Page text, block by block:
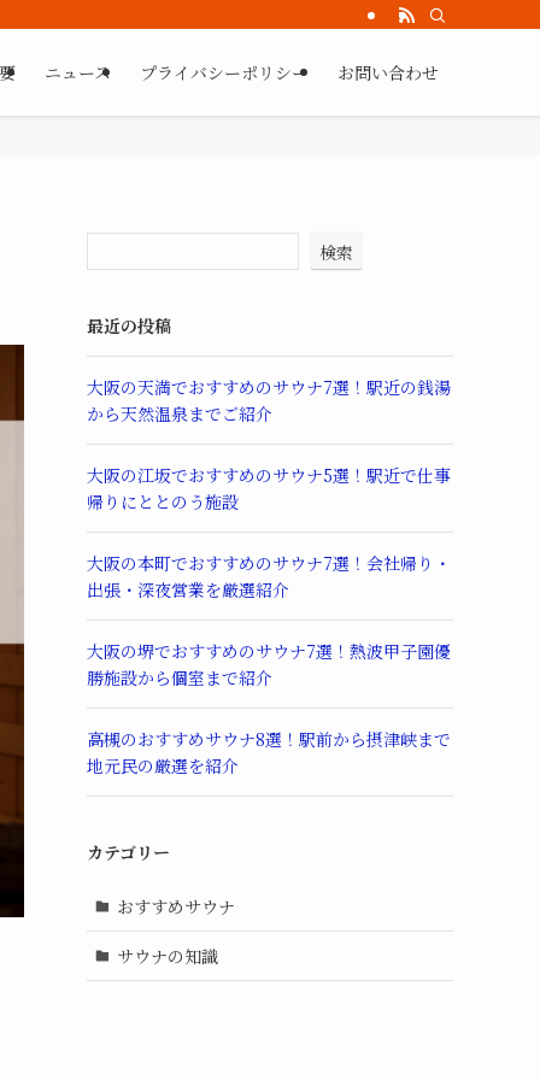
ニュース プライバシーポリシー お問い合わせ
検索
最近の投稿
大阪の天満でおすすめのサウナ7選！駅近の銭湯
から天然温泉までご紹介
大阪の江坂でおすすめのサウナ5選！駅近で仕事
帰りにととのう施設
大阪の本町でおすすめのサウナ7選！会社帰り・
出張・深夜営業を厳選紹介
大阪の堺でおすすめのサウナ7選！熱波甲子園優
勝施設から個室まで紹介
高槻のおすすめサウナ8選！駅前から摂津峡まで
地元民の厳選を紹介
カテゴリー
おすすめサウナ
サウナの知識